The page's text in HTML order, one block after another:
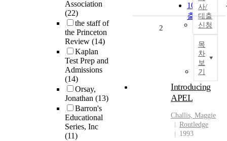
Association
(22)
the staff of
the Princeton
Review (14)
Kaplan
Test Prep and
Admissions
(14)
Orsay,
Jonathan (13)
Barron's
Educational
Series, Inc
(11)
100개씩
출력
사/
대출
신청
목
차
보
기
2
Introducing
APEL
Challis, Maggie
Routledge
1993